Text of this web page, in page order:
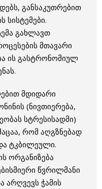
განსაკუთრებით
სისტემები.
გახლავთ
მთავარი
ის გასტრონომიულ
მდიდარი
(ნივთიერება,
სტრესისადმი)
რომ აღგზნებად
ტკბილეული.
ორგანიზება
წვრილმანი
არღვევს ჭამის